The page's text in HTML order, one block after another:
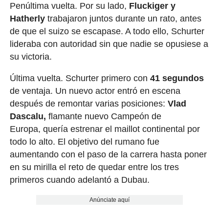
Penúltima vuelta. Por su lado, Fluckiger y
Hatherlytrabajaron juntos durante un rato, antes
de que el suizo se escapase. A todo ello, Schurter
lideraba con autoridad sin que nadie se opusiese a
su victoria.
Última vuelta. Schurter primero con 41 segundos
de ventaja. Un nuevo actor entró en escena
después de remontar varias posiciones: Vlad
Dascalu, flamante nuevo Campeón de
Europa, quería estrenar el maillot continental por
todo lo alto. El objetivo del rumano fue
aumentando con el paso de la carrera hasta poner
en su mirilla el reto de quedar entre los tres
primeros cuando adelantó a Dubau.
Anúnciate aquí